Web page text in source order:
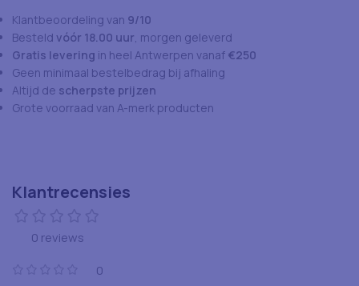
Klantbeoordeling van 9/10
Besteld vóór 18.00 uur, morgen geleverd
Gratis levering in heel Antwerpen vanaf €250
Geen minimaal bestelbedrag bij afhaling
Altijd de scherpste prijzen
Grote voorraad van A-merk producten
Klantrecensies
0 reviews
0